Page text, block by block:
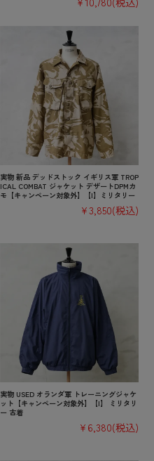
実物 新品 デッドストック イギリス軍 TROP
ICAL COMBAT ジャケット デザートDPMカ
モ【キャンペーン対象外】【I】ミリタリー
¥3,850(税込)
実物 USED オランダ軍 トレーニングジャケ
ット【キャンペーン対象外】【I】 ミリタリ
ー 古着
¥6,380(税込)